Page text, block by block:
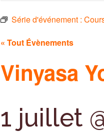
Série d'événement :
« Tout Évènements
Vinyasa
1 juillet